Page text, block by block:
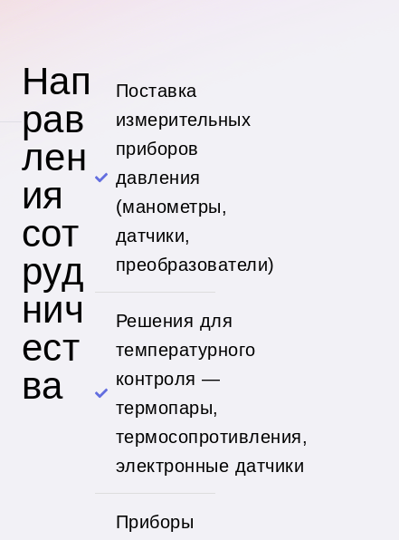
Нап
рав
лен
ия
сот
руд
нич
ест
ва
Поставка
измерительных
приборов
давления
(манометры,
датчики,
преобразователи)
Решения для
температурного
контроля —
термопары,
термосопротивления,
электронные датчики
Приборы